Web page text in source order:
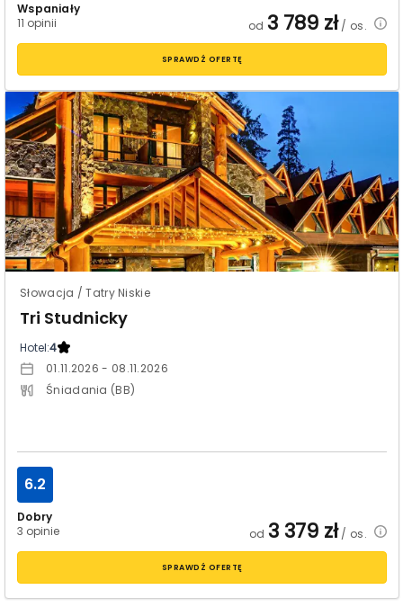
Wspaniały
11 opinii
od 3 789 zł/ os.
SPRAWDŹ OFERTĘ
Słowacja / Tatry Niskie
Tri Studnicky
Hotel:4
01.11.2026 - 08.11.2026
Śniadania (BB)
Dobry
3 opinie
6.2
od 3 379 zł/ os.
SPRAWDŹ OFERTĘ